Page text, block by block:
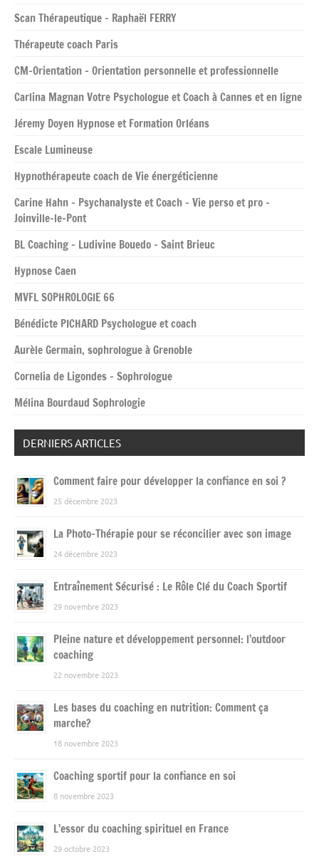
Scan Thérapeutique – Raphaël FERRY
Thérapeute coach Paris
CM-Orientation – Orientation personnelle et professionnelle
Carlina Magnan Votre Psychologue et Coach à Cannes et en ligne
Jéremy Doyen Hypnose et Formation Orléans
Escale Lumineuse
Hypnothérapeute coach de Vie énergéticienne
Carine Hahn – Psychanalyste et Coach – Vie perso et pro –
Joinville-le-Pont
BL Coaching – Ludivine Bouedo – Saint Brieuc
Hypnose Caen
MVFL SOPHROLOGIE 66
Bénédicte PICHARD Psychologue et coach
Aurèle Germain, sophrologue à Grenoble
Cornelia de Ligondes – Sophrologue
Mélina Bourdaud Sophrologie
DERNIERS ARTICLES
Comment faire pour développer la confiance en soi ?
25 décembre 2023
La Photo-Thérapie pour se réconcilier avec son image
24 décembre 2023
Entraînement Sécurisé : Le Rôle Clé du Coach Sportif
29 novembre 2023
Pleine nature et développement personnel: l’outdoor
coaching
22 novembre 2023
Les bases du coaching en nutrition: Comment ça
marche?
18 novembre 2023
Coaching sportif pour la confiance en soi
8 novembre 2023
L’essor du coaching spirituel en France
29 octobre 2023